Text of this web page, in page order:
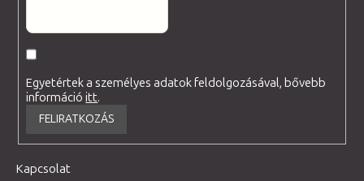
Egyetértek a személyes adatok feldolgozásával, bővebb
információitt.
FELIRATKOZÁS
Kapcsolat